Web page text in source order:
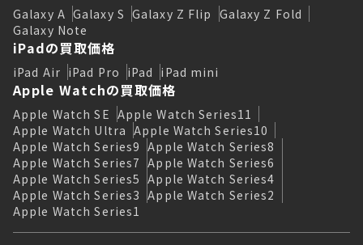
Galaxy A Galaxy S Galaxy Z Flip Galaxy Z Fold
Galaxy Note
iPadの買取価格
iPad Air iPad Pro iPad iPad mini
Apple Watchの買取価格
Apple Watch SE Apple Watch Series11
Apple Watch Ultra Apple Watch Series10
Apple Watch Series9 Apple Watch Series8
Apple Watch Series7 Apple Watch Series6
Apple Watch Series5 Apple Watch Series4
Apple Watch Series3 Apple Watch Series2
Apple Watch Series1